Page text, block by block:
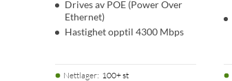
Drives av POE (Power Over
Ethernet)
Hastighet opptil 4300 Mbps
Nettlager: 100+ st